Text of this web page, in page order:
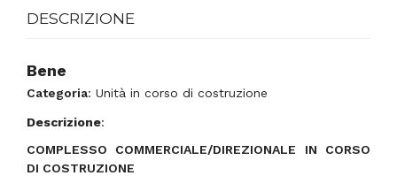
DESCRIZIONE
Bene
Categoria: Unità in corso di costruzione
Descrizione:
COMPLESSO COMMERCIALE/DIREZIONALE IN CORSO
DI COSTRUZIONE